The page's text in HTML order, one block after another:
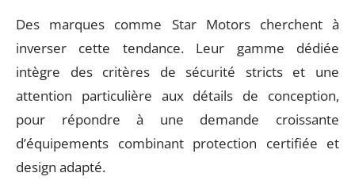
Des marques comme Star Motors cherchent à
inverser cette tendance. Leur gamme dédiée
intègre des critères de sécurité stricts et une
attention particulière aux détails de conception,
pour répondre à une demande croissante
d’équipements combinant protection certifiée et
design adapté.